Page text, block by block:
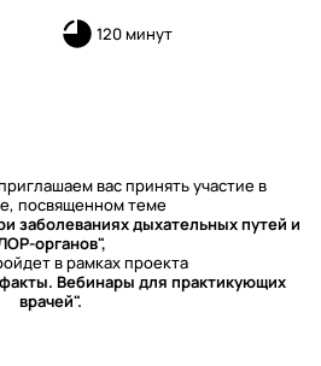
120 минут
вас принять участие в
посвященном теме
заболеваниях дыхательных путей и
органов",
в рамках проекта
Вебинары для практикующих
врачей".